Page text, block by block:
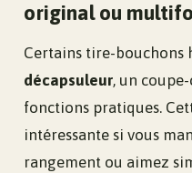
original ou
Certains tire-
décapsuleur, un
fonctions pratiques.
intéressante si vous
rangement ou aimez